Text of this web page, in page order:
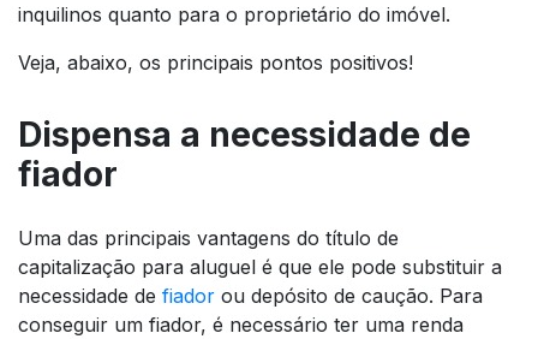
inquilinos quanto para o proprietário do imóvel.
Veja, abaixo, os principais pontos positivos!
Dispensa a necessidade de
fiador
Uma das principais vantagens do título de
capitalização para aluguel é que ele pode substituir a
necessidade de fiador ou depósito de caução. Para
conseguir um fiador, é necessário ter uma renda